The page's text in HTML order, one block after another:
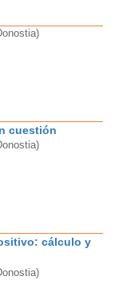
cuestión
cálculo y